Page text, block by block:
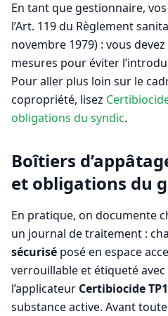
En tant que gestionnaire,
l’Art. 119 du Règlement
novembre 1979) : vous
mesures pour éviter
Pour aller plus loin sur le
copropriété, lisez
obligations du syndic.
Boîtiers
et obligations du
En pratique, on documente
un journal de traitement :
sécurisé posé en espace
verrouillable et étiqueté
l’applicateur Certibiocide
substance active. Avant